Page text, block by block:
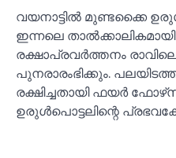
വയനാട്ടില്‍ മുണ്ടക്കൈ
ഇന്നലെ
രക്ഷാപ്രവര്‍ത്തനം
പുനരാരംഭിക്കും.
രക്ഷിച്ചതായി ഫയര്‍
ഉരുള്‍പൊട്ടലിന്റെ